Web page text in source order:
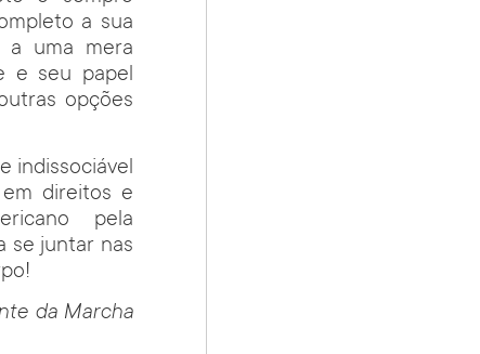
a sua
a uma mera
e seu papel
opções
indissociável
direitos e
pela
se juntar nas
da Marcha